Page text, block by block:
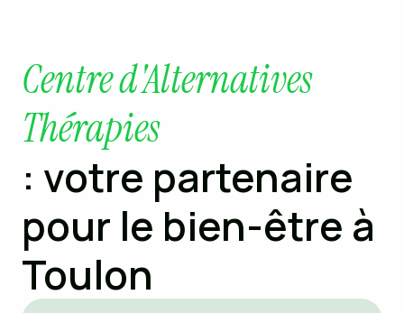
Centre d'Alternatives
Thérapies
: votre partenaire
pour le bien-être à
Toulon